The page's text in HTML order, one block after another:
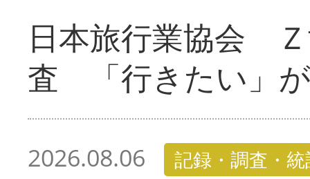
日本旅行業協会
査 「行きたい」
2026.08.06 記録・調査・